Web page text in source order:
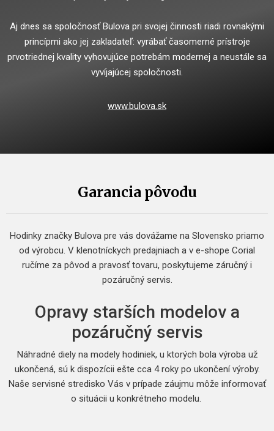
Aj dnes sa spoločnosť Bulova pri svojej činnosti riadi rovnakými
princípmi ako jej zakladateľ: vyrábať časomerné prístroje
prvotriednej kvality vyhovujúce potrebám modernej a neustále sa
vyvíjajúcej spoločnosti.
www.bulova.sk
Garancia pôvodu
Hodinky značky Bulova pre vás dovážame na Slovensko priamo
od výrobcu. V klenotníckych predajniach a v e-shope Corial
ručíme za pôvod a pravosť tovaru, poskytujeme záručný i
pozáručný servis.
Opravy starších modelov a
pozáručný servis
Náhradné diely na modely hodiniek, u ktorých bola výroba už
ukončená, sú k dispozícii ešte cca 4 roky po ukončení výroby.
Naše servisné stredisko Vás v prípade záujmu môže informovať
o situácii u konkrétneho modelu.